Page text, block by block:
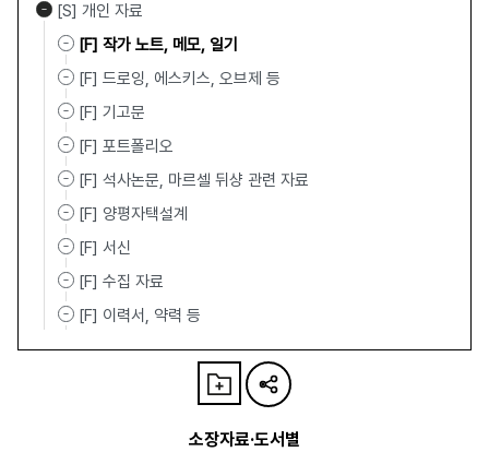
[S] 개인 자료
[F] 작가 노트, 메모, 일기
[F] 드로잉, 에스키스, 오브제 등
[F] 기고문
[F] 포트폴리오
[F] 석사논문, 마르셀 뒤샹 관련 자료
[F] 양평자택설계
[F] 서신
[F] 수집 자료
[F] 이력서, 약력 등
소장자료·도서별